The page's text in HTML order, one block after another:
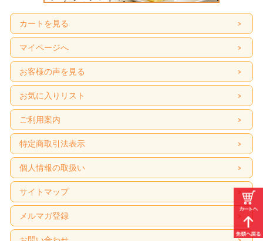
カートを見る
マイページへ
お客様の声を見る
お気に入りリスト
ご利用案内
特定商取引法表示
個人情報の取扱い
サイトマップ
メルマガ登録